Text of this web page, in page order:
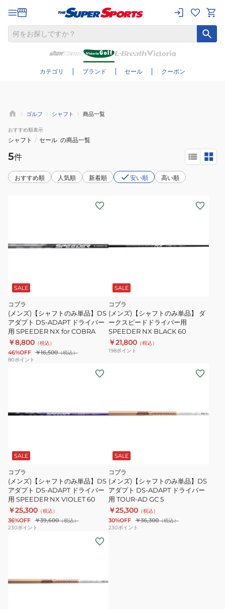
カテゴリ ブランド セール クーポン
さらに絞り込む
ゴルフ シャフト 商品一覧
おすすめ順表示
シャフト / セール の商品一覧
5件
おすすめ順 人気順 新着順 安い順 高い順
SALE
コブラ
(メンズ)【シャフトのみ単品】DS
アダプト DS-ADAPT ドライバー
用 SPEEDER NX for COBRA
￥8,800 （税込）
46%OFF ￥16,500（税込）
80ポイント
SALE
コブラ
(メンズ)【シャフトのみ単品】 ダ
ークスピードドライバー用
SPEEDER NX BLACK 60
￥21,800 （税込）
198ポイント
SALE
コブラ
(メンズ)【シャフトのみ単品】DS
アダプト DS-ADAPT ドライバー
用 SPEEDER NX VIOLET 60
￥25,300 （税込）
36%OFF ￥39,600（税込）
230ポイント
SALE
コブラ
(メンズ)【シャフトのみ単品】DS
アダプト DS-ADAPT ドライバー
用 TOUR-AD GC 5
￥25,300 （税込）
30%OFF ￥36,300（税込）
230ポイント